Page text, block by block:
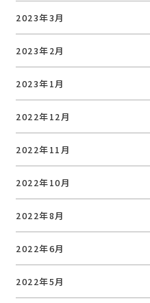
2023年3月
2023年2月
2023年1月
2022年12月
2022年11月
2022年10月
2022年8月
2022年6月
2022年5月